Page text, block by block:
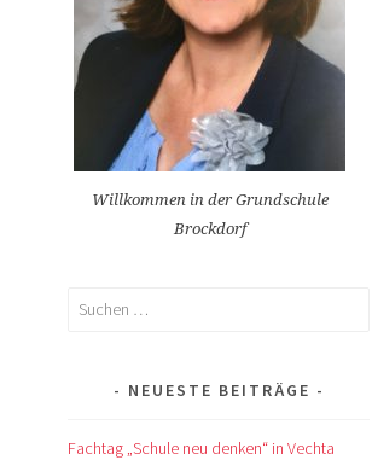
Willkommen in der Grundschule
Brockdorf
Suchen
NEUESTE BEITRÄGE
Fachtag „Schule neu denken“ in Vechta